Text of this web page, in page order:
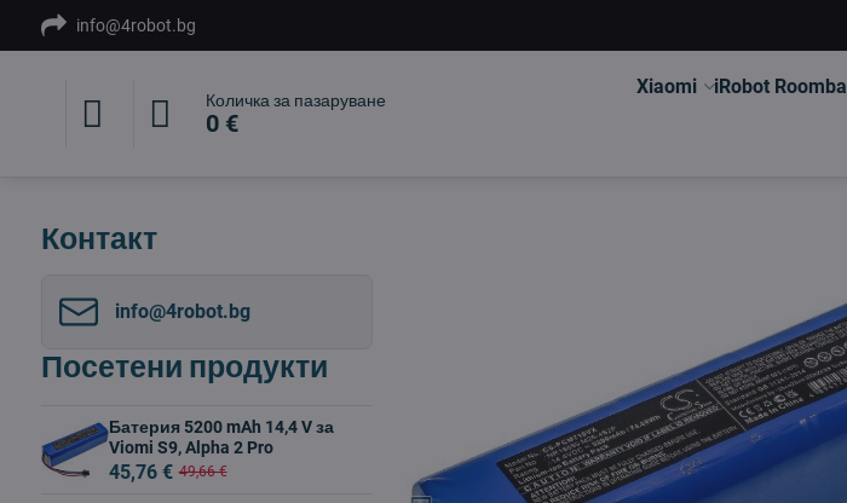
info@4robot.bg
Количка за пазаруване
0 €
Xiaomi iRobot Roomba
Контакт
info​@4robot​.bg
Посетени продукти
Батерия 5200 mAh 14,4 V за
Viomi S9, Alpha 2 Pro
45,76 € 49,66 €